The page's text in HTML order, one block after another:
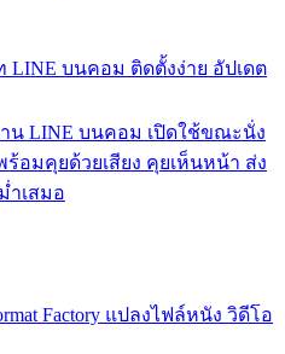
LINE บนคอม ติดตั้งง่าย อัปเดต
น LINE บนคอม เปิดใช้ขณะนั่ง
อมคุยด้วยเสียง คุยเห็นหน้า ส่ง
ำเสมอ
Factory แปลงไฟล์หนัง วิดีโอ